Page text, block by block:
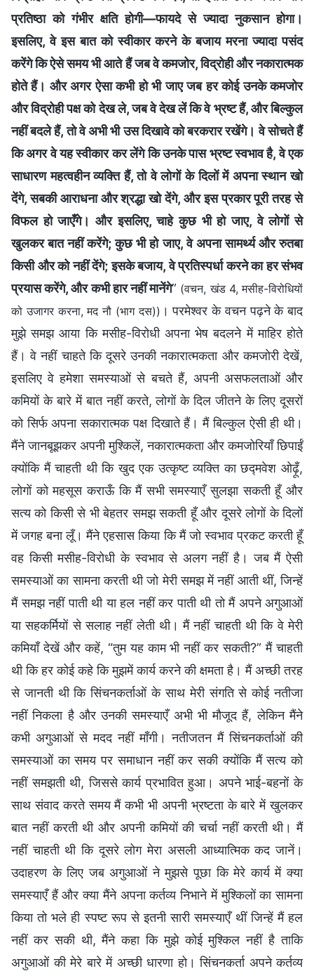
प्रतिष्ठा को गंभीर क्षति होगी—फायदे से ज्यादा नुकसान होगा।
इसलिए, वे इस बात को स्वीकार करने के बजाय मरना ज्यादा पसंद
करेंगे कि ऐसे समय भी आते हैं जब वे कमजोर, विद्रोही और नकारात्मक
होते हैं। और अगर ऐसा कभी हो भी जाए जब हर कोई उनके कमजोर
और विद्रोही पक्ष को देख ले, जब वे देख लें कि वे भ्रष्ट हैं, और बिल्कुल
नहीं बदले हैं, तो वे अभी भी उस दिखावे को बरकरार रखेंगे। वे सोचते हैं
कि अगर वे यह स्वीकार कर लेंगे कि उनके पास भ्रष्ट स्वभाव है, वे एक
साधारण महत्वहीन व्यक्ति हैं, तो वे लोगों के दिलों में अपना स्थान खो
देंगे, सबकी आराधना और श्रद्धा खो देंगे, और इस प्रकार पूरी तरह से
विफल हो जाएँगे। और इसलिए, चाहे कुछ भी हो जाए, वे लोगों से
खुलकर बात नहीं करेंगे; कुछ भी हो जाए, वे अपना सामर्थ्य और रुतबा
किसी और को नहीं देंगे; इसके बजाय, वे प्रतिस्पर्धा करने का हर संभव
प्रयास करेंगे, और कभी हार नहीं मानेंगे” (वचन, खंड 4, मसीह-विरोधियों
को उजागर करना, मद नौ (भाग दस)) । परमेश्वर के वचन पढ़ने के बाद
मुझे समझ आया कि मसीह-विरोधी अपना भेष बदलने में माहिर होते
हैं। वे नहीं चाहते कि दूसरे उनकी नकारात्मकता और कमजोरी देखें,
इसलिए वे हमेशा समस्याओं से बचते हैं, अपनी असफलताओं और
कमियों के बारे में बात नहीं करते, लोगों के दिल जीतने के लिए दूसरों
को सिर्फ अपना सकारात्मक पक्ष दिखाते हैं। मैं बिल्कुल ऐसी ही थी।
मैंने जानबूझकर अपनी मुश्किलें, नकारात्मकता और कमजोरियाँ छिपाईं
क्योंकि मैं चाहती थी कि खुद एक उत्कृष्ट व्यक्ति का छद्मवेश ओढ़ूँ,
लोगों को महसूस कराऊँ कि मैं सभी समस्याएँ सुलझा सकती हूँ और
सत्य को किसी से भी बेहतर समझ सकती हूँ और दूसरे लोगों के दिलों
में जगह बना लूँ। मैंने एहसास किया कि मैं जो स्वभाव प्रकट करती हूँ
वह किसी मसीह-विरोधी के स्वभाव से अलग नहीं है। जब मैं ऐसी
समस्याओं का सामना करती थी जो मेरी समझ में नहीं आती थीं, जिन्हें
मैं समझ नहीं पाती थी या हल नहीं कर पाती थी तो मैं अपने अगुआओं
या सहकर्मियों से सलाह नहीं लेती थी। मैं नहीं चाहती थी कि वे मेरी
कमियाँ देखें और कहें, “तुम यह काम भी नहीं कर सकती?” मैं चाहती
थी कि हर कोई कहे कि मुझमें कार्य करने की क्षमता है। मैं अच्छी तरह
से जानती थी कि सिंचनकर्ताओं के साथ मेरी संगति से कोई नतीजा
नहीं निकला है और उनकी समस्याएँ अभी भी मौजूद हैं, लेकिन मैंने
कभी अगुआओं से मदद नहीं माँगी। नतीजतन मैं सिंचनकर्ताओं की
समस्याओं का समय पर समाधान नहीं कर सकी क्योंकि मैं सत्य को
नहीं समझती थी, जिससे कार्य प्रभावित हुआ। अपने भाई-बहनों के
साथ संवाद करते समय मैं कभी भी अपनी भ्रष्टता के बारे में खुलकर
बात नहीं करती थी और अपनी कमियों की चर्चा नहीं करती थी। मैं
नहीं चाहती थी कि दूसरे लोग मेरा असली आध्यात्मिक कद जानें।
उदाहरण के लिए जब अगुआओं ने मुझसे पूछा कि मेरे कार्य में क्या
समस्याएँ हैं और क्या मैंने अपना कर्तव्य निभाने में मुश्किलों का सामना
किया तो भले ही स्पष्ट रूप से इतनी सारी समस्याएँ थीं जिन्हें मैं हल
नहीं कर सकी थी, मैंने कहा कि मुझे कोई मुश्किल नहीं है ताकि
अगुआओं की मेरे बारे में अच्छी धारणा हो। सिंचनकर्ता अपने कर्तव्य